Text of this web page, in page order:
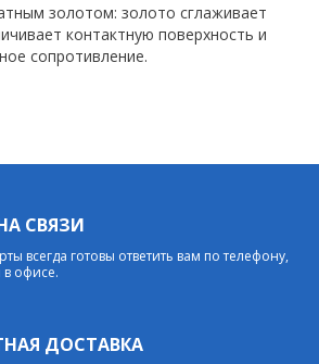
золотом: золото сглаживает
контактную поверхность и
сопротивление.
СВЯЗИ
всегда готовы ответить вам по телефону,
офисе.
ДОСТАВКА